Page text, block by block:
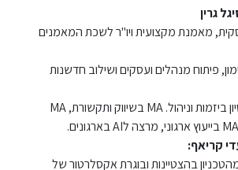
מאמנת מקצועית ויו"ר לשכת המאמנים
פיתוח מנהלים ועסקים ושילוב חדשנות
מעל 20 שנות ניסיון ביזמות וניהול. MA בשיווק ותקשורת, MA
בהצטיינות ובוגרת אקסלרטור של